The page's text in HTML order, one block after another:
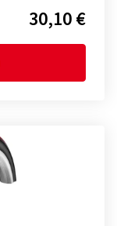
30,10 €